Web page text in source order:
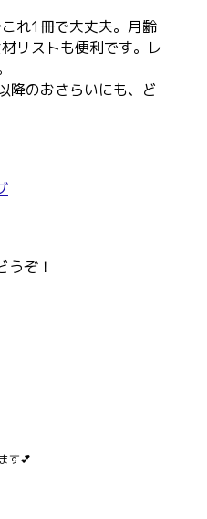
れ1冊で大丈夫。月齢
リストも便利です。レ
降のおさらいにも、ど
ぞ！